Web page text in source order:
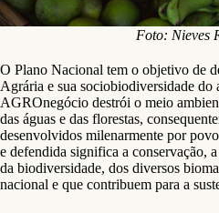
Foto: Nieves
O Plano Nacional tem o objetivo de
Agrária e sua sociobiodiversidade do
AGROnegócio destrói o meio
das águas e das florestas,
desenvolvidos milenarmente por
e defendida significa a conservação,
da biodiversidade, dos diversos
nacional e que contribuem para a